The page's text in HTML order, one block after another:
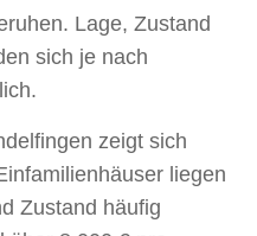
Lage, Zustand
sich je nach
zeigt sich
liegen
Zustand häufig